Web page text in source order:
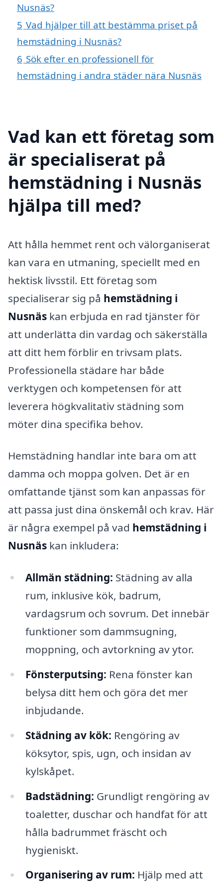
Nusnäs?
5 Vad hjälper till att bestämma priset på
hemstädning i Nusnäs?
6 Sök efter en professionell för
hemstädning i andra städer nära Nusnäs
Vad kan ett företag som
är specialiserat på
hemstädning i Nusnäs
hjälpa till med?
Att hålla hemmet rent och välorganiserat
kan vara en utmaning, speciellt med en
hektisk livsstil. Ett företag som
specialiserar sig på hemstädning i
Nusnäs kan erbjuda en rad tjänster för
att underlätta din vardag och säkerställa
att ditt hem förblir en trivsam plats.
Professionella städare har både
verktygen och kompetensen för att
leverera högkvalitativ städning som
möter dina specifika behov.
Hemstädning handlar inte bara om att
damma och moppa golven. Det är en
omfattande tjänst som kan anpassas för
att passa just dina önskemål och krav. Här
är några exempel på vad hemstädning i
Nusnäs kan inkludera:
Allmän städning: Städning av alla
rum, inklusive kök, badrum,
vardagsrum och sovrum. Det innebär
funktioner som dammsugning,
moppning, och avtorkning av ytor.
Fönsterputsing: Rena fönster kan
belysa ditt hem och göra det mer
inbjudande.
Städning av kök: Rengöring av
köksytor, spis, ugn, och insidan av
kylskåpet.
Badstädning: Grundligt rengöring av
toaletter, duschar och handfat för att
hålla badrummet fräscht och
hygieniskt.
Organisering av rum: Hjälp med att